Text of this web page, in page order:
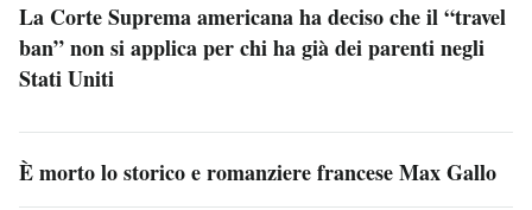
La Corte Suprema americana ha deciso che il “travel
ban” non si applica per chi ha già dei parenti negli
Stati Uniti
È morto lo storico e romanziere francese Max Gallo